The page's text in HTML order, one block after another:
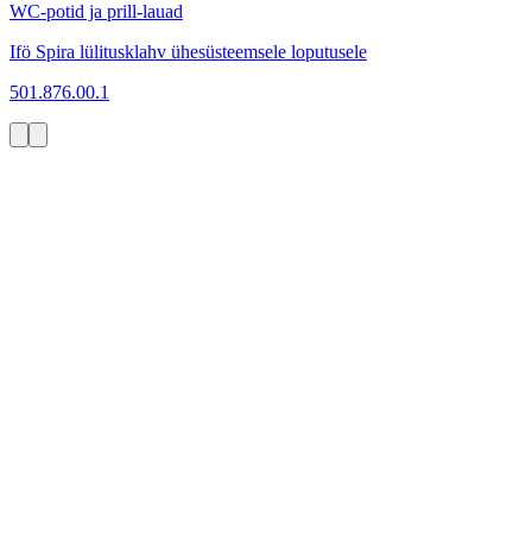
WC-potid ja prill-lauad
Ifö Spira lülitusklahv ühesüsteemsele loputusele
501.876.00.1